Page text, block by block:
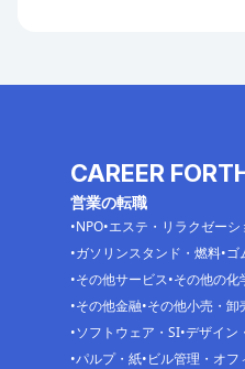
CAREER
営業の転職
NPO エステ・リラクゼーシ
ガソリンスタンド・燃料 ゴ
その他サービス その他の化
その他金融 その他小売・卸
ソフトウェア・SI デザイン
パルプ・紙 ビル管理・オフ